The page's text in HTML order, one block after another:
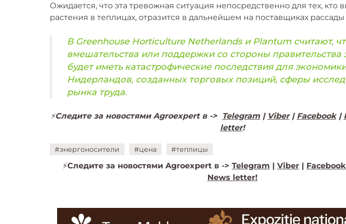
Ожидается, что эта тревожная ситуация непосредственно для тех, кто
растения в теплицах, отразится в дальнейшем на поставщиках
В Greenhouse Horticulture Netherlands и Plantum считают,
вмешательства или поддержки со стороны правительства
будет иметь катастрофические последствия для
Нидерландов, созданных торговых позиций, сферы
рынка труда.
⚡️Следите за новостями Agroexpert в -> Telegram| Viber| Facebook|
letter!
#энергоносители #цена #теплицы
⚡️Следите за новостями Agroexpert в -> Telegram Viber| Facebook
News letter!